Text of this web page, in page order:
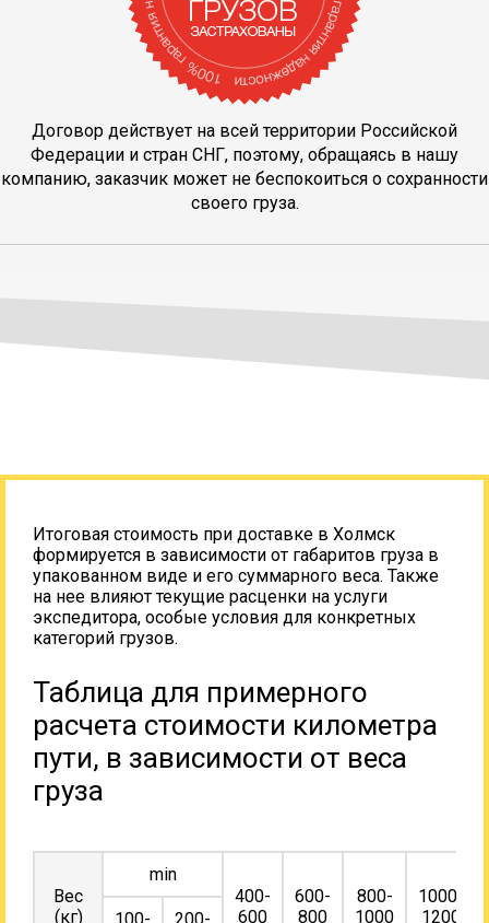
Договор действует на всей территории Российской
Федерации и стран СНГ, поэтому, обращаясь в нашу
компанию, заказчик может не беспокоиться о сохранности
своего груза.
Итоговая стоимость при доставке в Холмск
формируется в зависимости от габаритов груза в
упакованном виде и его суммарного веса. Также
на нее влияют текущие расценки на услуги
экспедитора, особые условия для конкретных
категорий грузов.
Таблица для примерного
расчета стоимости километра
пути, в зависимости от веса
груза
Вес
(кг)
min
400-
600
600-
800
800-
1000
1000-
1200